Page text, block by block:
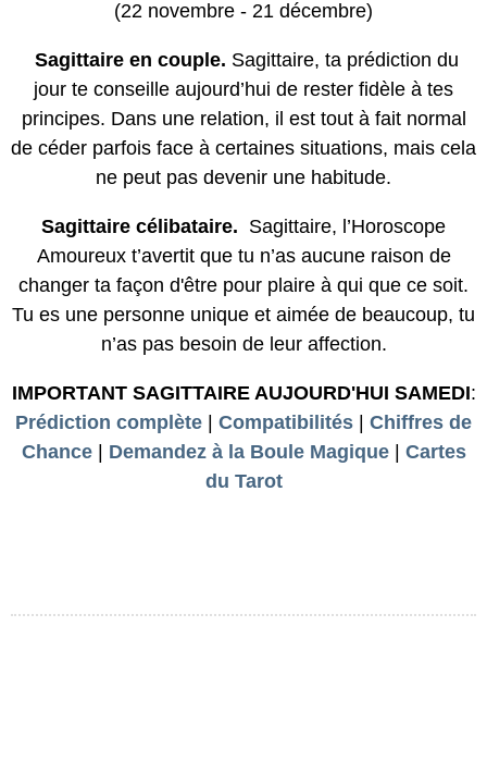
(22 novembre - 21 décembre)
Sagittaire en couple. Sagittaire, ta prédiction du
jour te conseille aujourd’hui de rester fidèle à tes
principes. Dans une relation, il est tout à fait normal
de céder parfois face à certaines situations, mais cela
ne peut pas devenir une habitude.
Sagittaire célibataire. Sagittaire, l’Horoscope
Amoureux t’avertit que tu n’as aucune raison de
changer ta façon d'être pour plaire à qui que ce soit.
Tu es une personne unique et aimée de beaucoup, tu
n’as pas besoin de leur affection.
IMPORTANT SAGITTAIRE AUJOURD'HUI SAMEDI:
Prédiction complète
Compatibilités
Chiffres de
Chance| Demandez à la Boule Magique| Cartes
du Tarot